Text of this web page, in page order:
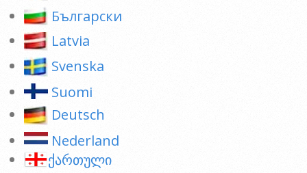
Български
Latvia
Svenska
Suomi
Deutsch
Nederland
ქართული